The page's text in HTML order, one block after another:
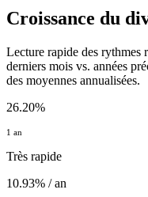
Croissance du
Lecture rapide des rythmes
derniers mois vs. années
des moyennes annualisées.
26.20%
1 an
Très rapide
10.93% / an